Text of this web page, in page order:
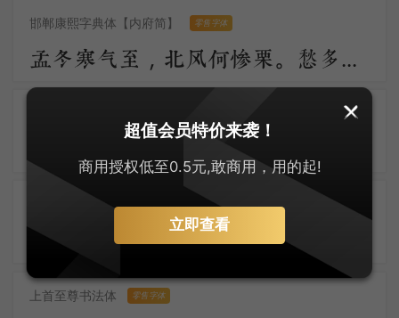
邯郸康熙字典体【内府简】 零售字体
孟冬寒气至，北风何惨栗。愁多知夜长，仰观众星列。三五明月满，四五蟾兔缺。客从远方来，遗我一书札。上言长相思，下言久离别。置书怀袖中，三岁字不灭。一心抱区区，惧君不识察。
上首至尊书法体 零售字体
超值会员特价来袭！
商用授权低至0.5元,敢商用，用的起!
立即查看